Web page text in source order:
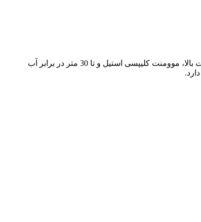
ساعت مردانه سیکو Seiko کد SNK567J1 یک ترکیب مطلوب از طراحی شیک و امکانات مدرن است. این ساعت با جزئیات دقیق و بند 12mm با کیفیت بالا، موومنت کلیپسی استیل و تا 30 متر در برابر آب